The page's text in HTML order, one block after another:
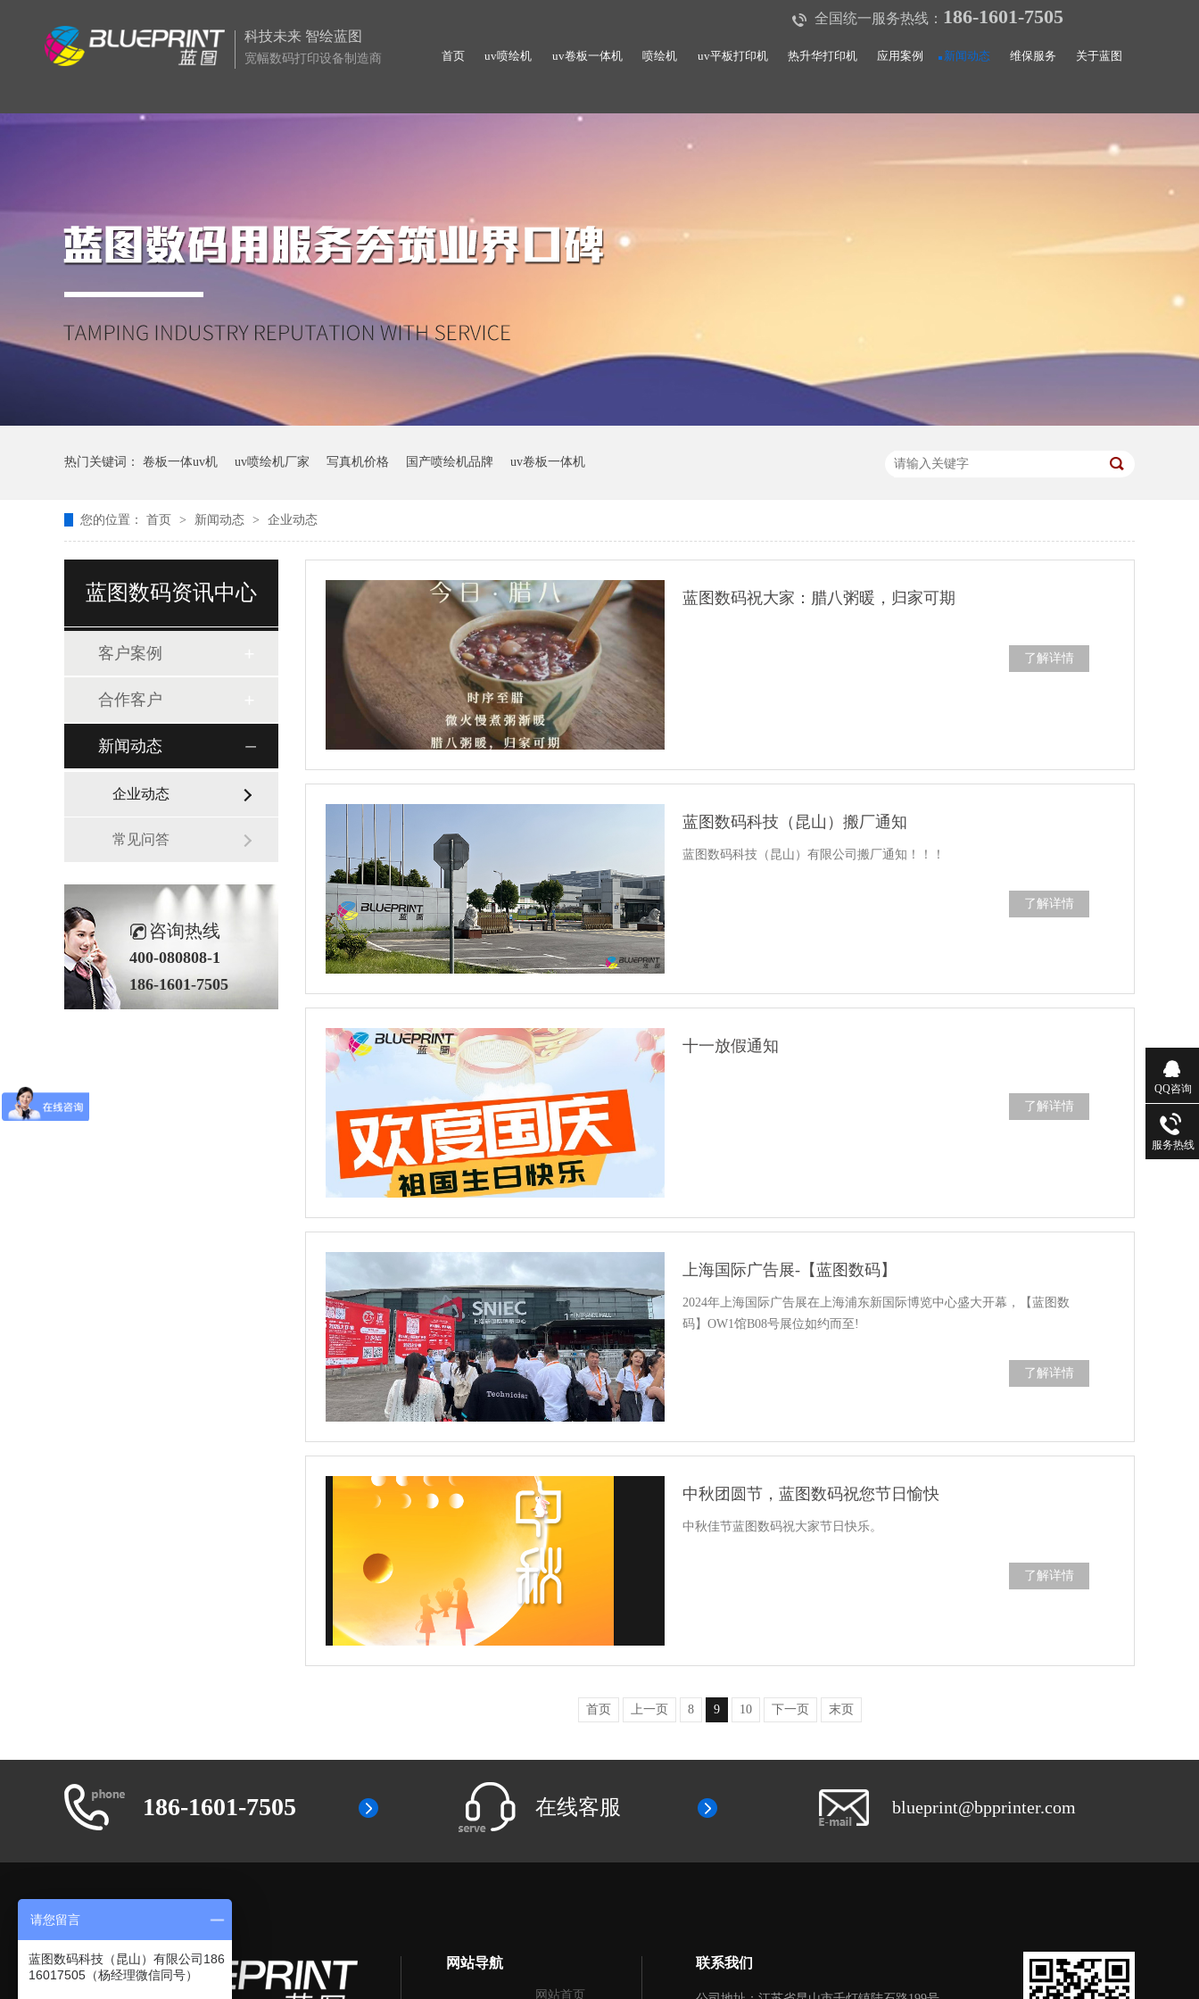
科技未来 智绘蓝图
宽幅数码打印设备制造商
全国统一服务热线： 186-1601-7505
首页 uv喷绘机 uv卷板一体机 喷绘机 uv平板打印机 热升华打印机 应用案例 新闻动态 维保服务 关于蓝图
热门关键词： 卷板一体uv机 uv喷绘机厂家 写真机价格 国产喷绘机品牌 uv卷板一体机
您的位置： 首页 > 新闻动态 > 企业动态
蓝图数码资讯中心
客户案例
合作客户
新闻动态
企业动态
常见问答
咨询热线
400-080808-1
186-1601-7505
蓝图数码祝大家：腊八粥暖，归家可期
了解详情
蓝图数码科技（昆山）搬厂通知
蓝图数码科技（昆山）有限公司搬厂通知！！！
了解详情
十一放假通知
了解详情
上海国际广告展-【蓝图数码】
2024年上海国际广告展在上海浦东新国际博览中心盛大开幕，【蓝图数
码】OW1馆B08号展位如约而至!
了解详情
中秋团圆节，蓝图数码祝您节日愉快
中秋佳节蓝图数码祝大家节日快乐。
了解详情
首页 上一页 8 9 10 下一页 末页
186-1601-7505 在线客服 blueprint@bpprinter.com
网站导航
网站首页
联系我们
QQ咨询
服务热线
请您留言
蓝图数码科技（昆山）有限公司186
16017505（杨经理微信同号）